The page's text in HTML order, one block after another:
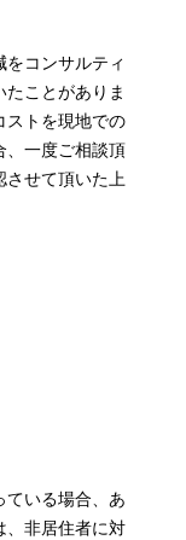
コンサルティ
ことがありま
ストを現地での
、一度ご相談頂
させて頂いた上
ている場合、あ
、非居住者に対